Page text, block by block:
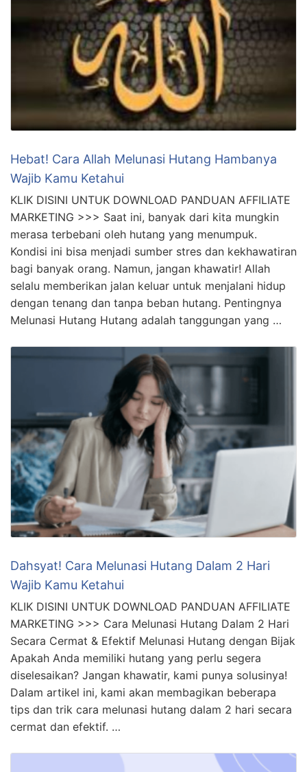
Hebat! Cara Allah Melunasi Hutang Hambanya
Wajib Kamu Ketahui
KLIK DISINI UNTUK DOWNLOAD PANDUAN AFFILIATE
MARKETING >>> Saat ini, banyak dari kita mungkin
merasa terbebani oleh hutang yang menumpuk.
Kondisi ini bisa menjadi sumber stres dan kekhawatiran
bagi banyak orang. Namun, jangan khawatir! Allah
selalu memberikan jalan keluar untuk menjalani hidup
dengan tenang dan tanpa beban hutang. Pentingnya
Melunasi Hutang Hutang adalah tanggungan yang …
Dahsyat! Cara Melunasi Hutang Dalam 2 Hari
Wajib Kamu Ketahui
KLIK DISINI UNTUK DOWNLOAD PANDUAN AFFILIATE
MARKETING >>> Cara Melunasi Hutang Dalam 2 Hari
Secara Cermat & Efektif Melunasi Hutang dengan Bijak
Apakah Anda memiliki hutang yang perlu segera
diselesaikan? Jangan khawatir, kami punya solusinya!
Dalam artikel ini, kami akan membagikan beberapa
tips dan trik cara melunasi hutang dalam 2 hari secara
cermat dan efektif. …